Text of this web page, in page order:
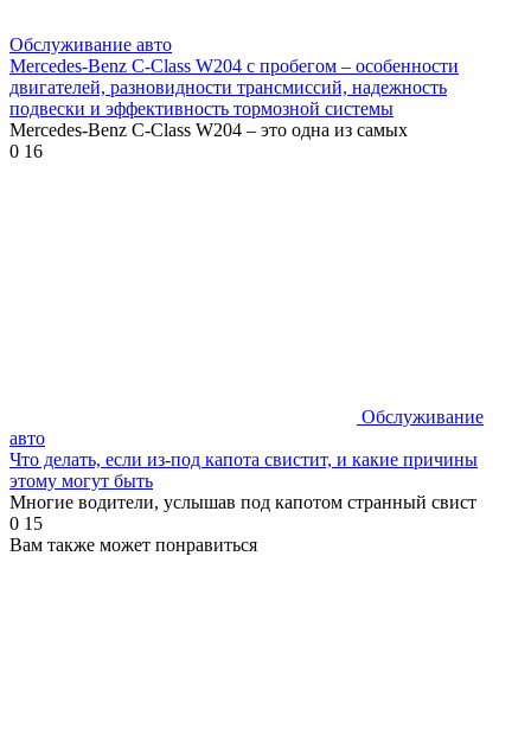
Обслуживание авто
Mercedes-Benz C-Class W204 с пробегом – особенности
двигателей, разновидности трансмиссий, надежность
подвески и эффективность тормозной системы
Mercedes-Benz C-Class W204 – это одна из самых
0 16
Обслуживание
авто
Что делать, если из-под капота свистит, и какие причины
этому могут быть
Многие водители, услышав под капотом странный свист
0 15
Вам также может понравиться